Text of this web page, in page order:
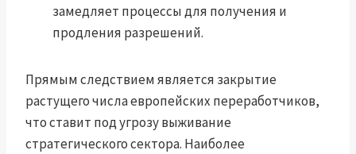
замедляет процессы для получения и
продления разрешений.
Прямым следствием является закрытие
растущего числа европейских переработчиков,
что ставит под угрозу выживание
стратегического сектора. Наиболее